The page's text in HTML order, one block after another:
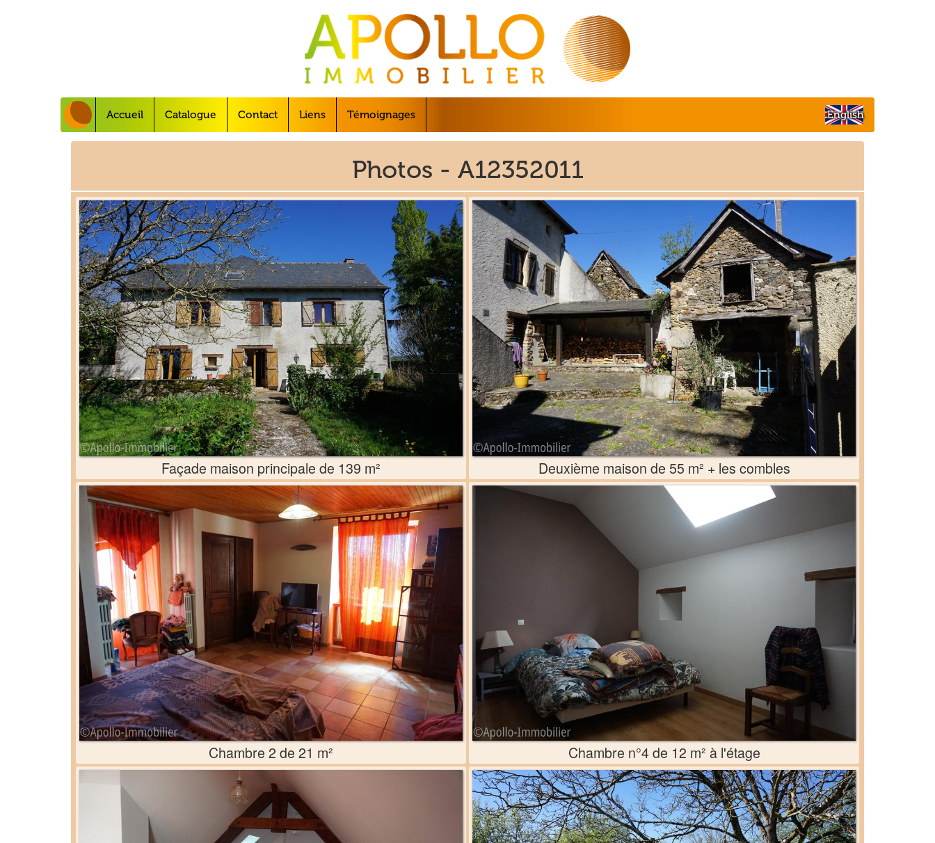
Accueil Catalogue Contact Liens Témoignages English
Photos - A12352011
Façade maison principale de 139 m² Deuxième maison de 55 m² + les combles
Chambre 2 de 21 m² Chambre n°4 de 12 m² à l'étage